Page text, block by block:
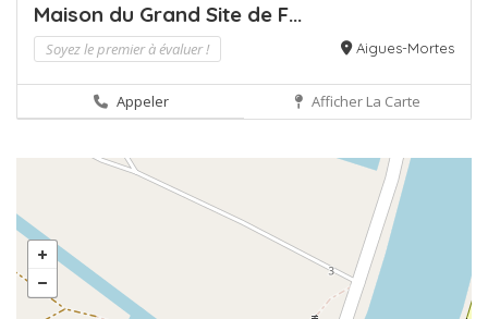
Maison du Grand Site de F...
Soyez le premier à évaluer ! Aigues-Mortes
Appeler Afficher La Carte